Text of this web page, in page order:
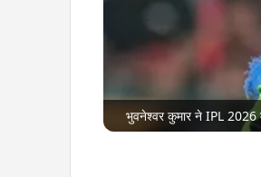
भुवनेश्वर कुमार ने IPL